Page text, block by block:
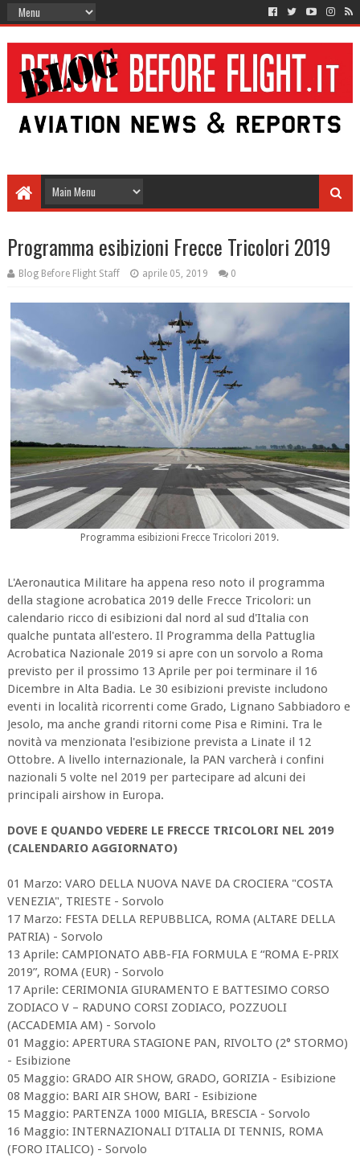
Programma esibizioni Frecce Tricolori 2019
Blog Before Flight Staff aprile 05, 2019 0
Programma esibizioni Frecce Tricolori 2019.
L'Aeronautica Militare ha appena reso noto il programma
della stagione acrobatica 2019 delle Frecce Tricolori: un
calendario ricco di esibizioni dal nord al sud d'Italia con
qualche puntata all'estero. Il Programma della Pattuglia
Acrobatica Nazionale 2019 si apre con un sorvolo a Roma
previsto per il prossimo 13 Aprile per poi terminare il 16
Dicembre in Alta Badia. Le 30 esibizioni previste includono
eventi in località ricorrenti come Grado, Lignano Sabbiadoro e
Jesolo, ma anche grandi ritorni come Pisa e Rimini. Tra le
novità va menzionata l'esibizione prevista a Linate il 12
Ottobre. A livello internazionale, la PAN varcherà i confini
nazionali 5 volte nel 2019 per partecipare ad alcuni dei
principali airshow in Europa.
DOVE E QUANDO VEDERE LE FRECCE TRICOLORI NEL 2019
(CALENDARIO AGGIORNATO)
01 Marzo: VARO DELLA NUOVA NAVE DA CROCIERA "COSTA
VENEZIA", TRIESTE - Sorvolo
​17 Marzo: FESTA DELLA REPUBBLICA, ROMA (ALTARE DELLA
PATRIA) - Sorvolo
​13 Aprile: CAMPIONATO ABB-FIA FORMULA E “ROMA E-PRIX
2019”, ROMA (EUR) - Sorvolo
​17 Aprile: CERIMONIA GIURAMENTO E BATTESIMO CORSO
ZODIACO V – RADUNO CORSI ZODIACO, POZZUOLI
(ACCADEMIA AM) - Sorvolo
​01 Maggio: APERTURA STAGIONE PAN, RIVOLTO (2° STORMO)
- Esibizione
​05 Maggio: GRADO AIR SHOW, GRADO, GORIZIA - Esibizione
​08 Maggio: BARI AIR SHOW, BARI - Esibizione
​15 Maggio: PARTENZA 1000 MIGLIA, BRESCIA - Sorvolo
​16 Maggio: INTERNAZIONALI D’ITALIA DI TENNIS, ROMA
(FORO ITALICO) - Sorvolo